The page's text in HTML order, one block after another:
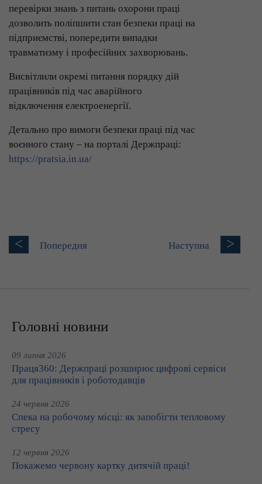
перевірки знань з питань охорони праці
дозволить поліпшити стан безпеки праці на
підприємстві, попередити випадки
травматизму і професійних захворювань.
Висвітлили окремі питання порядку дій
працівників під час аварійного
відключення електроенергії.
Детально про вимоги безпеки праці під час
воєнного стану – на порталі Держпраці:
https://pratsia.in.ua/
< Попередня Наступна >
Головні новини
09 липня 2026
Праця360: Держпраці розширює цифрові сервіси
для працівників і роботодавців
24 червня 2026
Спека на робочому місці: як запобігти тепловому
стресу
12 червня 2026
Покажемо червону картку дитячій праці!